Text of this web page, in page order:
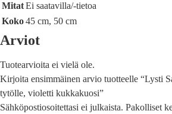
MitatEi saatavilla/-tietoa
Koko45 cm, 50 cm
Arviot
Tuotearvioita ei vielä ole.
Kirjoita ensimmäinen arvio tuotteelle “Lysti
tytölle, violetti kukkakuosi”
Sähköpostiosoitettasi ei julkaista. Pakolliset